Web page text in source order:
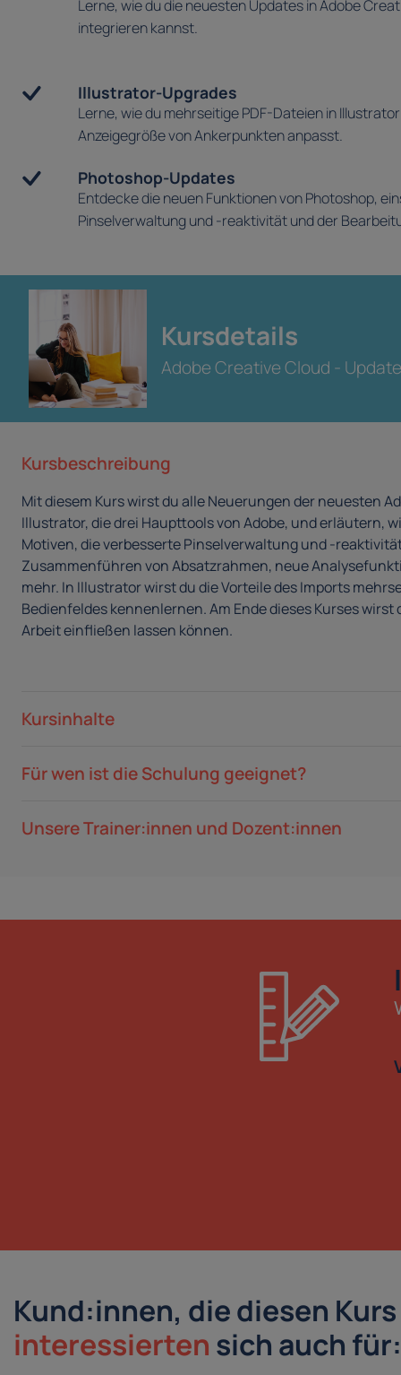
Lerne, wie du die neuesten Updates in Adobe
integrieren kannst.
Illustrator-Upgrades
Lerne, wie du mehrseitige PDF-Dateien in
Anzeigegröße von Ankerpunkten anpasst.
Photoshop-Updates
Entdecke die neuen Funktionen von Photoshop,
Pinselverwaltung und -reaktivität und der
Kursdetails
Adobe Creative Cloud -
Kursbeschreibung
Mit diesem Kurs wirst du alle Neuerungen der neuesten
Illustrator, die drei Haupttools von Adobe, und erläutern,
Motiven, die verbesserte Pinselverwaltung und -
Zusammenführen von Absatzrahmen, neue
mehr. In Illustrator wirst du die Vorteile des Imports
Bedienfeldes kennenlernen. Am Ende dieses Kurses
Arbeit einfließen lassen können.
Kursinhalte
Für wen ist die Schulung geeignet?
Unsere Trainer:innen und Dozent:innen
Kund:innen, die diesen
interessierten sich auch für: